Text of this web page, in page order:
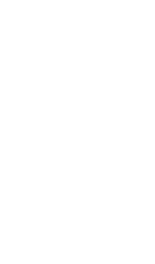
cambia